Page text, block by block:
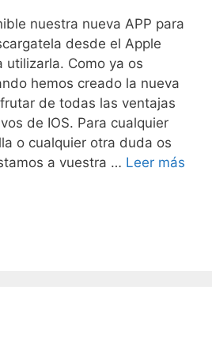
nuestra nueva APP para
desde el Apple
utilizarla. Como ya os
hemos creado la nueva
de todas las ventajas
de IOS. Para cualquier
o cualquier otra duda os
a vuestra … Leer más